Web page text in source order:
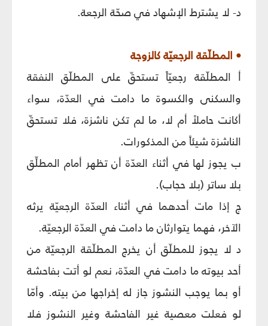
د- لا يشترط الإشهاد في صحّة الرجعة.
• المطلّقة الرجعيّة كالزوجة
أ المطلّقة رجعيّاً تستحقّ على المطلّق النفقة
والسكنى والكسوة ما دامت في العدّة، سواء
أكانت حاملاً أم لا، ما لم تكن ناشزة، فلا تستحقّ
الناشزة شيئاً من المذكورات.
ب يجوز لها في أثناء العدّة أن تظهر أمام المطلِّق
بلا ساتر (بلا حجاب).
ج إذا مات أحدهما في أثناء العدّة الرجعيّة يرثه
الآخر، فهما يتوارثان ما دامت في العدّة الرجعيّة.
د لا يجوز للمطلّق أن يخرج المطلّقة الرجعيّة من
أحد بيوته ما دامت في العدّة، نعم لو أتت بفاحشة
أو بما يوجب النشوز جاز له إخراجها من بيته. وأمّا
لو فعلت معصية غير الفاحشة وغير النشوز فلا